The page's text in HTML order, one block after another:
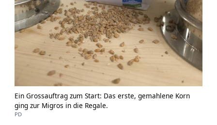
Ein Grossauftrag zum Start: Das erste, gemahlene Korn
ging zur Migros in die Regale.
PD